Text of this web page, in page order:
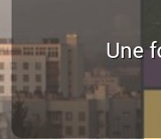
Une